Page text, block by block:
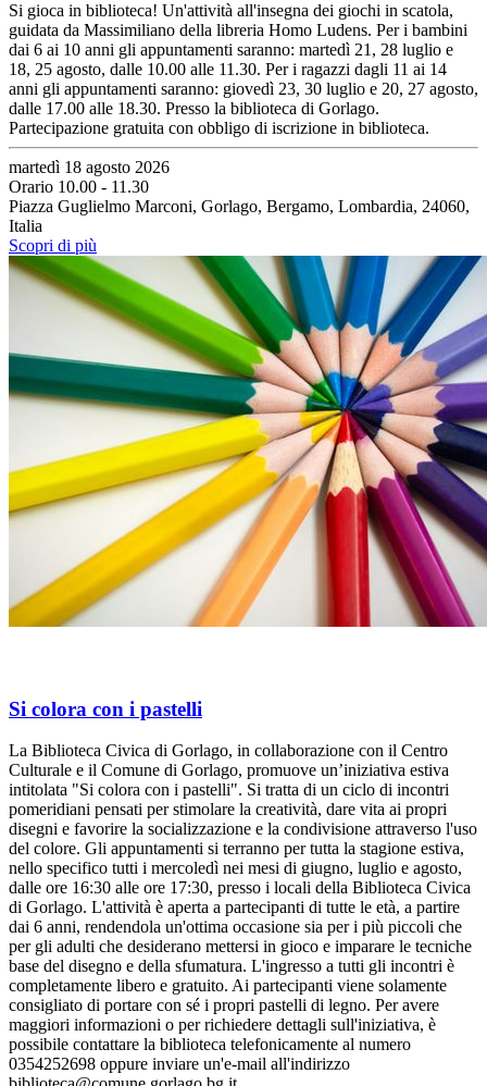
Si gioca in biblioteca! Un'attività all'insegna dei giochi in scatola,
guidata da Massimiliano della libreria Homo Ludens. Per i bambini
dai 6 ai 10 anni gli appuntamenti saranno: martedì 21, 28 luglio e
18, 25 agosto, dalle 10.00 alle 11.30. Per i ragazzi dagli 11 ai 14
anni gli appuntamenti saranno: giovedì 23, 30 luglio e 20, 27 agosto,
dalle 17.00 alle 18.30. Presso la biblioteca di Gorlago.
Partecipazione gratuita con obbligo di iscrizione in biblioteca.
martedì 18 agosto 2026
Orario 10.00 - 11.30
Piazza Guglielmo Marconi, Gorlago, Bergamo, Lombardia, 24060,
Italia
Scopri di più
Si colora con i pastelli
La Biblioteca Civica di Gorlago, in collaborazione con il Centro
Culturale e il Comune di Gorlago, promuove un’iniziativa estiva
intitolata "Si colora con i pastelli". Si tratta di un ciclo di incontri
pomeridiani pensati per stimolare la creatività, dare vita ai propri
disegni e favorire la socializzazione e la condivisione attraverso l'uso
del colore. Gli appuntamenti si terranno per tutta la stagione estiva,
nello specifico tutti i mercoledì nei mesi di giugno, luglio e agosto,
dalle ore 16:30 alle ore 17:30, presso i locali della Biblioteca Civica
di Gorlago. L'attività è aperta a partecipanti di tutte le età, a partire
dai 6 anni, rendendola un'ottima occasione sia per i più piccoli che
per gli adulti che desiderano mettersi in gioco e imparare le tecniche
base del disegno e della sfumatura. L'ingresso a tutti gli incontri è
completamente libero e gratuito. Ai partecipanti viene solamente
consigliato di portare con sé i propri pastelli di legno. Per avere
maggiori informazioni o per richiedere dettagli sull'iniziativa, è
possibile contattare la biblioteca telefonicamente al numero
0354252698 oppure inviare un'e-mail all'indirizzo